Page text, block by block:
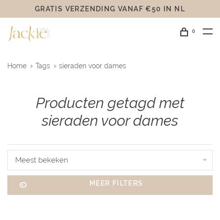
GRATIS VERZENDING VANAF €50 IN NL
0
Home Tags sieraden voor dames
Producten getagd met
sieraden voor dames
Meest bekeken
MEER FILTERS